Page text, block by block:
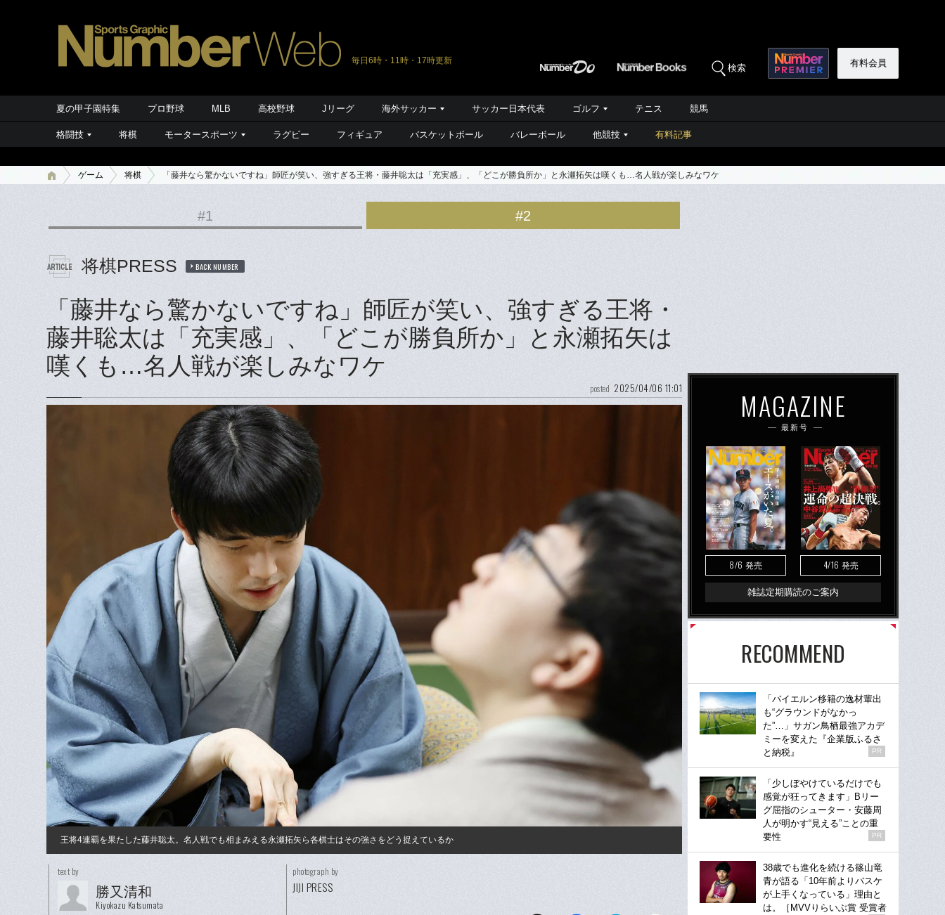
毎日6時・11時・17時更新
検索 有料会員
夏の甲子園特集 プロ野球 MLB 高校野球 Jリーグ 海外サッカー サッカー日本代表 ゴルフ テニス 競馬
格闘技 将棋 モータースポーツ ラグビー フィギュア バスケットボール バレーボール 他競技 有料記事
ゲーム 将棋 「藤井なら驚かないですね」師匠が笑い、強すぎる王将・藤井聡太は「充実感」、「どこが勝負所か」と永瀬拓矢は嘆くも…名人戦が楽しみなワケ
#1 #2
将棋PRESS BACK NUMBER
「藤井なら驚かないですね」師匠が笑い、強すぎる王将・
藤井聡太は「充実感」、「どこが勝負所か」と永瀬拓矢は
嘆くも…名人戦が楽しみなワケ
posted 2025/04/06 11:01
王将4連覇を果たした藤井聡太。名人戦でも相まみえる永瀬拓矢ら各棋士はその強さをどう捉えているか
text by
勝又清和
Kiyokazu Katsumata
photograph by
JIJI PRESS
MAGAZINE
最新号
8/6 発売 4/16 発売
雑誌定期購読のご案内
RECOMMEND
「バイエルン移籍の逸材輩出
も“グラウンドがなかっ
た”…」サガン鳥栖最強アカデ
ミーを変えた『企業版ふるさ
と納税』
PR
「少しぼやけているだけでも
感覚が狂ってきます」Bリー
グ屈指のシューター・安藤周
人が明かす“見える”ことの重
要性
PR
38歳でも進化を続ける篠山竜
青が語る「10年前よりバスケ
が上手くなっている」理由と
は。［MVVりらいぶ賞 受賞者